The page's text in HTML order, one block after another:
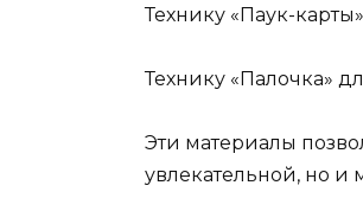
Технику «Паук-
Технику «Палочка»
Эти материалы
увлекательной, но